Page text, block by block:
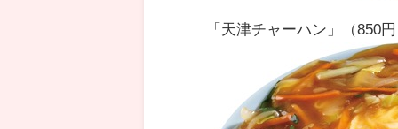
「天津チャーハン」（850